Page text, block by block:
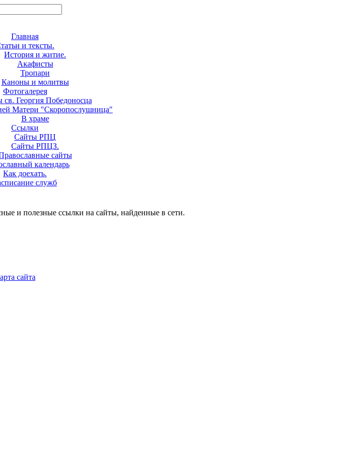
Главная
и тексты.
История и житие.
Акафисты
Тропари
Каноны и молитвы
Фотогалерея
Георгия Победоносца
Матери "Скоропослушница"
В храме
Ссылки
Сайты РПЦ
Сайты РПЦЗ.
сайты
календарь
Как доехать.
служб
и полезные ссылки на сайты, найденные в сети.
сайта